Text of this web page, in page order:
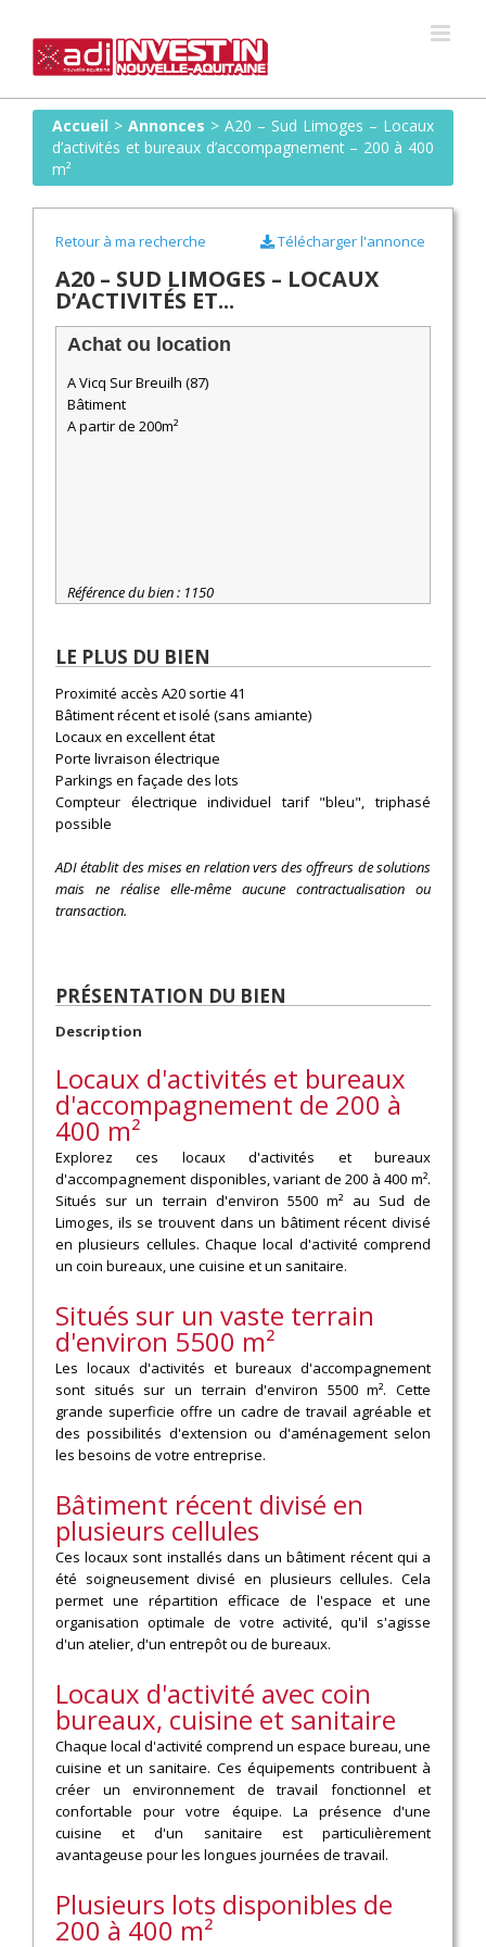
content
Accueil > Annonces > A20 – Sud Limoges – Locaux
d’activités et bureaux d’accompagnement – 200 à 400
m²
Retour à ma recherche
A20 – SUD LIMOGES – LOCAUX
D’ACTIVITÉS ET...
Télécharger l'annonce
Achat ou location
A Vicq Sur Breuilh (87)
Bâtiment
A partir de 200m²
Référence du bien : 1150
LE PLUS DU BIEN
Proximité accès A20 sortie 41
Bâtiment récent et isolé (sans amiante)
Locaux en excellent état
Porte livraison électrique
Parkings en façade des lots
Compteur électrique individuel tarif "bleu", triphasé
possible
ADI établit des mises en relation vers des offreurs de solutions
mais ne réalise elle-même aucune contractualisation ou
transaction.
PRÉSENTATION DU BIEN
Description
Locaux d'activités et bureaux
d'accompagnement de 200 à
400 m²
Explorez ces locaux d'activités et bureaux
d'accompagnement disponibles, variant de 200 à 400 m².
Situés sur un terrain d'environ 5500 m² au Sud de
Limoges, ils se trouvent dans un bâtiment récent divisé
en plusieurs cellules. Chaque local d'activité comprend
un coin bureaux, une cuisine et un sanitaire.
Situés sur un vaste terrain
d'environ 5500 m²
Les locaux d'activités et bureaux d'accompagnement
sont situés sur un terrain d'environ 5500 m². Cette
grande superficie offre un cadre de travail agréable et
des possibilités d'extension ou d'aménagement selon
les besoins de votre entreprise.
Bâtiment récent divisé en
plusieurs cellules
Ces locaux sont installés dans un bâtiment récent qui a
été soigneusement divisé en plusieurs cellules. Cela
permet une répartition efficace de l'espace et une
organisation optimale de votre activité, qu'il s'agisse
d'un atelier, d'un entrepôt ou de bureaux.
Locaux d'activité avec coin
bureaux, cuisine et sanitaire
Chaque local d'activité comprend un espace bureau, une
cuisine et un sanitaire. Ces équipements contribuent à
créer un environnement de travail fonctionnel et
confortable pour votre équipe. La présence d'une
cuisine et d'un sanitaire est particulièrement
avantageuse pour les longues journées de travail.
Plusieurs lots disponibles de
200 à 400 m²